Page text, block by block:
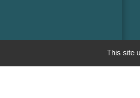
This site